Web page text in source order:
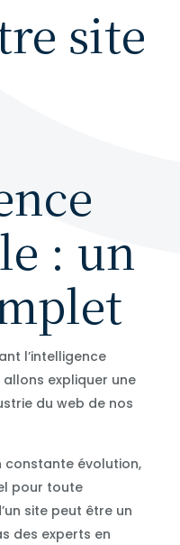
site
: un
l’intelligence
expliquer une
du web de nos
constante évolution,
pour toute
site peut être un
des experts en